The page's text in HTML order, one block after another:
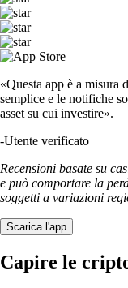
«Questa app è a misura
semplice e le notifiche
asset su cui investire».
-Utente verificato
Recensioni basate su
e può comportare la
soggetti a variazioni
Scarica l'app
Capire le